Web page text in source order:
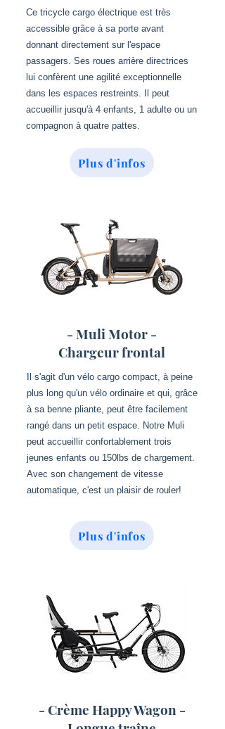
Ce tricycle cargo électrique est très
accessible grâce à sa porte avant
donnant directement sur l'espace
passagers. Ses roues arrière directrices
lui confèrent une agilité exceptionnelle
dans les espaces restreints. Il peut
accueillir jusqu'à 4 enfants, 1 adulte ou un
compagnon à quatre pattes.
Plus d'infos
- Muli Motor -
Chargeur frontal
Il s'agit d'un vélo cargo compact, à peine
plus long qu'un vélo ordinaire et qui, grâce
à sa benne pliante, peut être facilement
rangé dans un petit espace. Notre Muli
peut accueillir confortablement trois
jeunes enfants ou 150lbs de chargement.
Avec son changement de vitesse
automatique, c'est un plaisir de rouler!
Plus d'infos
- Crème Happy Wagon -